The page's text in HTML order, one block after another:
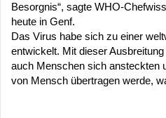
Besorgnis“, sagte WHO-
heute in Genf.
Das Virus habe sich zu einer
entwickelt. Mit dieser
auch Menschen sich ansteckten
von Mensch übertragen werde,